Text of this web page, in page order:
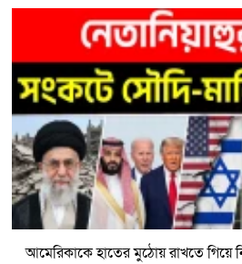
আমেরিকাকে হাতের মুঠোয় রাখতে গিয়ে